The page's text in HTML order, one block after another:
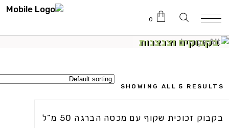
0
בקבוקים וצנצנות
SHOWING ALL 5 RESULTS
בקבוק זכוכית שקוף עם מכסה הברגה 50 מ”ל